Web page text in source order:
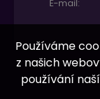
E-mail:
Používáme
z našich
používání